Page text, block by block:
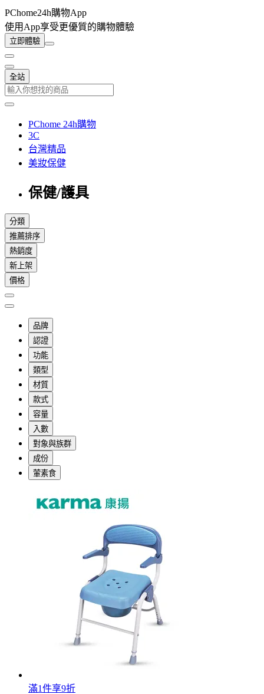
PChome24h購物App
使用App享受更優質的購物體驗
立即體驗
全站
PChome 24h購物
3C
台灣精品
美妝保健
保健/護具
分類
推薦排序
熱銷度
新上架
價格
品牌
認證
功能
類型
材質
款式
容量
入數
對象與族群
成份
葷素食
滿1件享9折